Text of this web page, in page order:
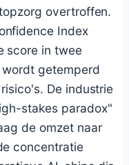
overtroffen.
Index
score in twee
getemperd
De industrie
stakes paradox"
de omzet naar
concentratie